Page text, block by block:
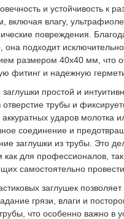
и устойчивость к
включая влагу,
повреждения.
она подходит
размером 40х40 мм, что
фитинг и надежную
простой и
трубы и
ударов молотка
соединение и
заглушки из трубы. Это
для профессионалов,
самостоятельно
заглушек позволяет
грязи, влаги и
что особенно важно в